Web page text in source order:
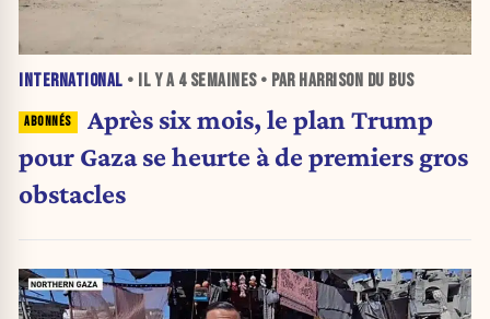
INTERNATIONAL • IL Y A 4 SEMAINES• PAR HARRISON DU BUS
Après six mois, le plan Trump
pour Gaza se heurte à de premiers gros
obstacles